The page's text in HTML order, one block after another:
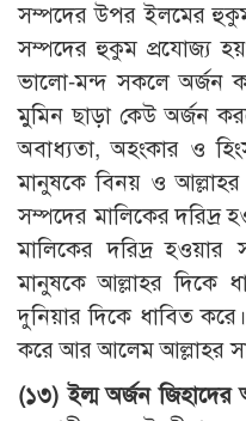
সম্পদের উপর ইলমের
সম্পদের হুকুম প্রযোজ্য
ভালো-মন্দ সকলে অর্জন
মুমিন ছাড়া কেউ অর্জন
অবাধ্যতা, অহংকার ও
মানুষকে বিনয় ও
সম্পদের মালিকের দরিদ্র
মালিকের দরিদ্র হওয়ার
মানুষকে আল্লাহর দিকে
দুনিয়ার দিকে ধাবিত
করে আর আলেম আল্লাহর
(১৩) ইল্ম অর্জন